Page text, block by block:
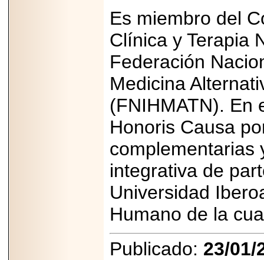
Es miembro del
Clínica y Terapia
Federación
Medicina
(FNIHMATN). En
Honoris Causa
complementarias
integrativa de
Universidad
Humano de la
Publicado: 23/01/